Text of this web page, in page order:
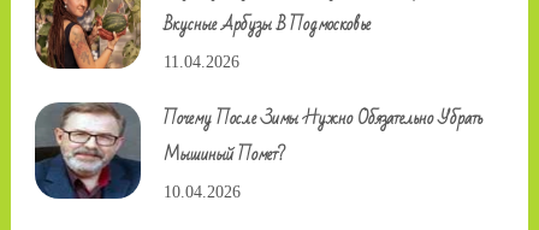
Вкусные Арбузы В Подмосковье
11.04.2026
Почему После Зимы Нужно Обязательно Убрать
Мышиный Помет?
10.04.2026